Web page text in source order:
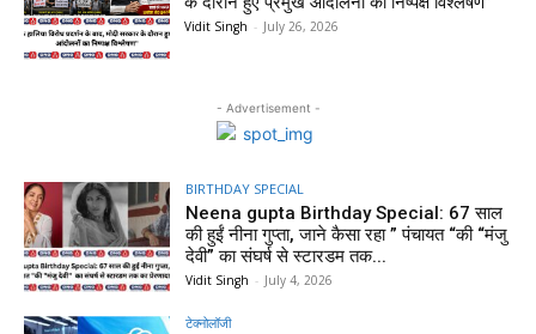
Vidit Singh - July 26, 2026
- Advertisement -
BIRTHDAY SPECIAL
Neena gupta Birthday Special: 67 साल
की हुईं नीना गुप्ता, जाने कैसा रहा ” पंचायत “की “मंजु
देवी” का संघर्ष से स्टारडम तक...
Vidit Singh - July 4, 2026
टेक्नोलॉजी